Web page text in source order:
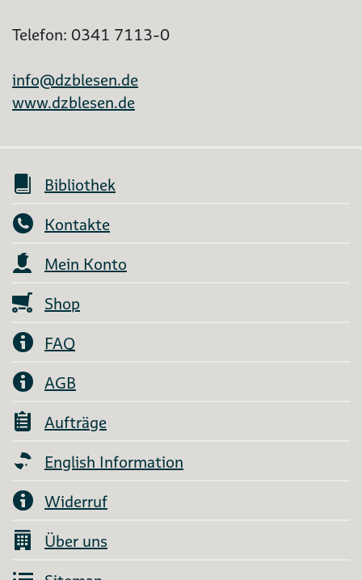
Telefon: 0341 7113-0
info@dzblesen.de
www.dzblesen.de
Bibliothek
Kontakte
Mein Konto
Shop
FAQ
AGB
Aufträge
English Information
Widerruf
Über uns